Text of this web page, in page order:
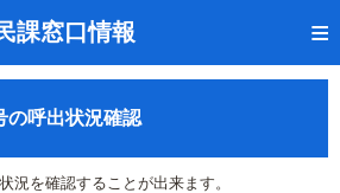
課窓口情報
確認
認
の呼出状況確認
況を確認することが出来ます。